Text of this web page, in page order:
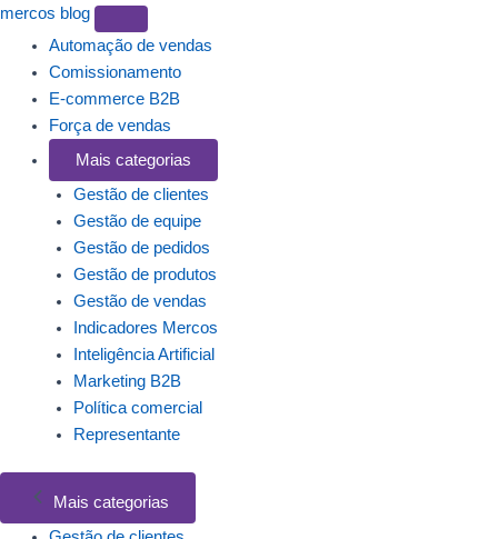
mercos blog
Automação de vendas
Comissionamento
E-commerce B2B
Força de vendas
Mais categorias
Gestão de clientes
Gestão de equipe
Gestão de pedidos
Gestão de produtos
Gestão de vendas
Indicadores Mercos
Inteligência Artificial
Marketing B2B
Política comercial
Representante
Mais categorias